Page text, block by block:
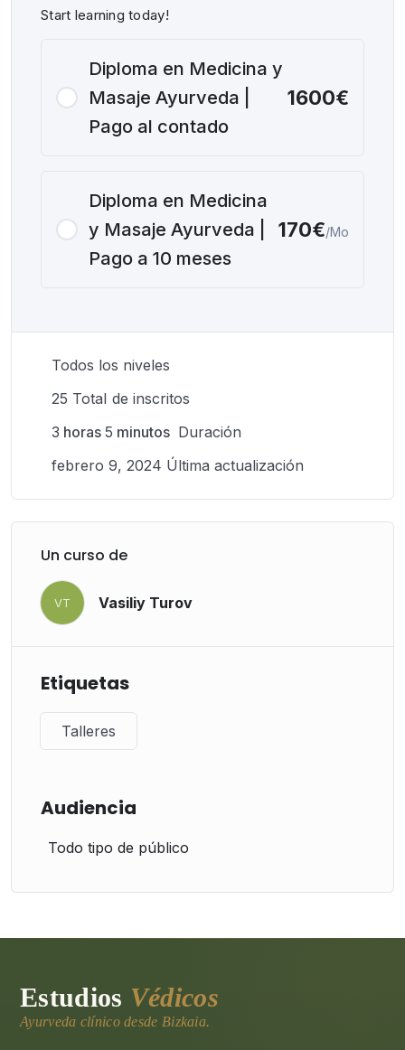
Start learning today!
Diploma en Medicina y
Masaje Ayurveda |
Pago al contado
1600€
Diploma en Medicina
y Masaje Ayurveda |
Pago a 10 meses
170€/Mo
Todos los niveles
25 TotaI de inscritos
3 horas 5 minutos Duración
febrero 9, 2024 Última actualización
Un curso de
VT Vasiliy Turov
Etiquetas
Talleres
Audiencia
Todo tipo de público
Estudios Védicos
Ayurveda clínico desde Bizkaia.